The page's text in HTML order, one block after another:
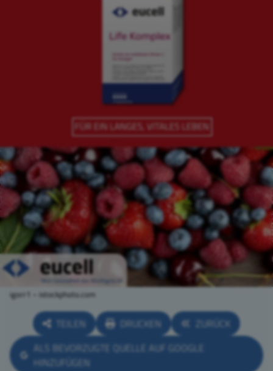
igorr1 – istockphoto.com
TEILEN DRUCKEN
ZURÜCK
ALS BEVORZUGTE QUELLE AUF GOOGLE
HINZUFÜGEN